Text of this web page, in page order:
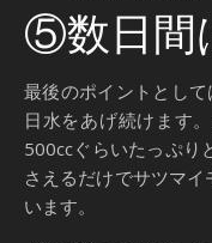
⑤数日間
最後のポイントとし
日水をあげ続けます
500ccぐらいたっぷり
さえるだけでサツマ
います。